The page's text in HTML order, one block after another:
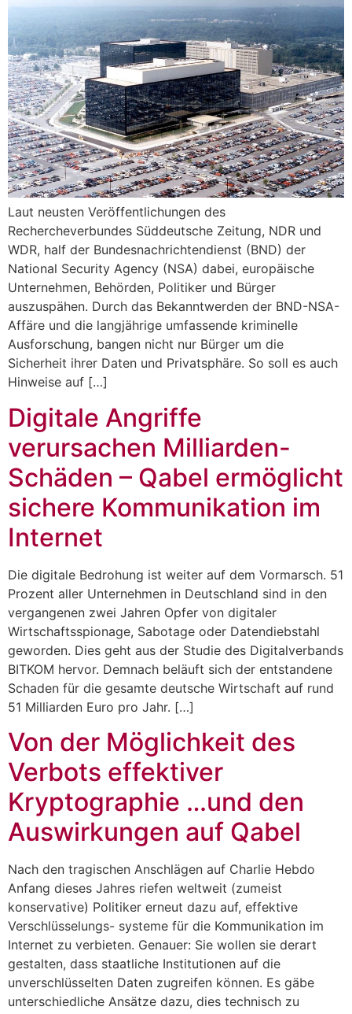
Laut neusten Veröffentlichungen des
Rechercheverbundes Süddeutsche Zeitung, NDR und
WDR, half der Bundesnachrichtendienst (BND) der
National Security Agency (NSA) dabei, europäische
Unternehmen, Behörden, Politiker und Bürger
auszuspähen. Durch das Bekanntwerden der BND-NSA-
Affäre und die langjährige umfassende kriminelle
Ausforschung, bangen nicht nur Bürger um die
Sicherheit ihrer Daten und Privatsphäre. So soll es auch
Hinweise auf […]
Digitale Angriffe
verursachen Milliarden-
Schäden – Qabel ermöglicht
sichere Kommunikation im
Internet
Die digitale Bedrohung ist weiter auf dem Vormarsch. 51
Prozent aller Unternehmen in Deutschland sind in den
vergangenen zwei Jahren Opfer von digitaler
Wirtschaftsspionage, Sabotage oder Datendiebstahl
geworden. Dies geht aus der Studie des Digitalverbands
BITKOM hervor. Demnach beläuft sich der entstandene
Schaden für die gesamte deutsche Wirtschaft auf rund
51 Milliarden Euro pro Jahr. […]
Von der Möglichkeit des
Verbots effektiver
Kryptographie …und den
Auswirkungen auf Qabel
Nach den tragischen Anschlägen auf Charlie Hebdo
Anfang dieses Jahres riefen weltweit (zumeist
konservative) Politiker erneut dazu auf, effektive
Verschlüsselungs- systeme für die Kommunikation im
Internet zu verbieten. Genauer: Sie wollen sie derart
gestalten, dass staatliche Institutionen auf die
unverschlüsselten Daten zugreifen können. Es gäbe
unterschiedliche Ansätze dazu, dies technisch zu